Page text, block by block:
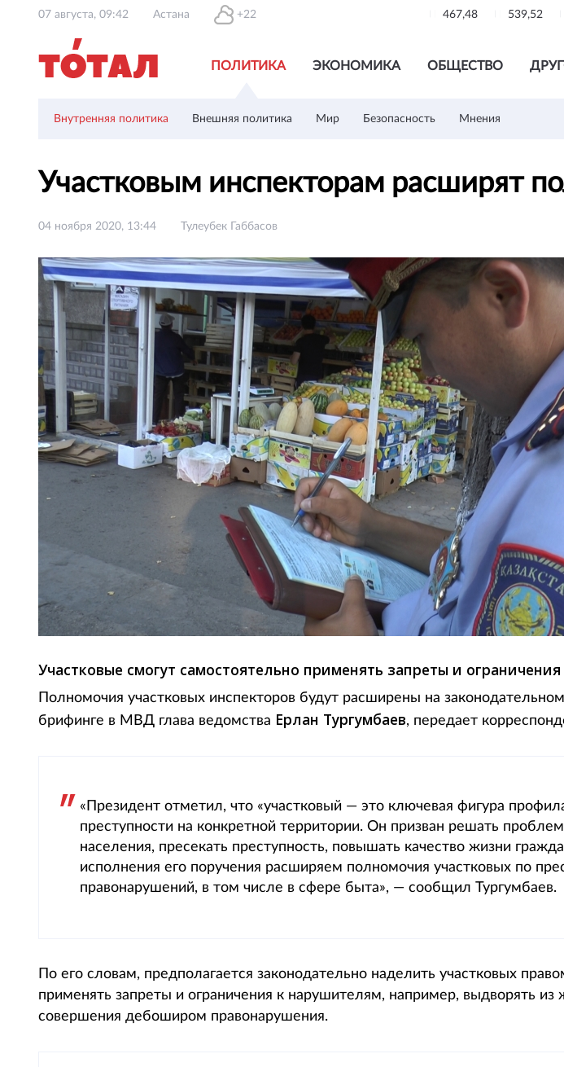
07 августа, 09:42 Астана +22 467,48 539,52
ПОЛИТИКА ЭКОНОМИКА ОБЩЕСТВО
Внутренняя политика Внешняя политика Мир Безопасность Мнения
Участковым инспекторам расширят
04 ноября 2020, 13:44 Тулеубек Габбасов
Участковые смогут самостоятельно применять запреты и
Полномочия участковых инспекторов будут расширены на
брифинге в МВД глава ведомства Ерлан Тургумбаев, передает
«Президент отметил, что «участковый — это ключевая фигура
преступности на конкретной территории. Он призван решать
населения, пресекать преступность, повышать качество жизни
исполнения его поручения расширяем полномочия участковых по
правонарушений, в том числе в сфере быта», — сообщил Тургумбаев.
По его словам, предполагается законодательно наделить участковых
применять запреты и ограничения к нарушителям, например, выдворять из
совершения дебоширом правонарушения.